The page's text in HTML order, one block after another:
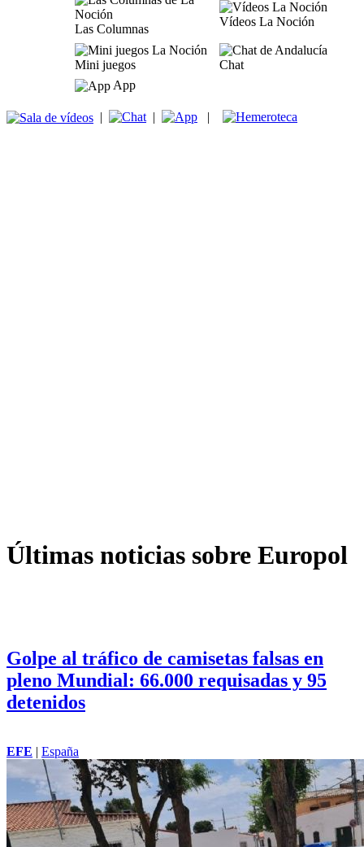
Las Columnas
Vídeos La Noción
Mini juegos
Chat
App
| | |
Últimas noticias sobre Europol
Golpe al tráfico de camisetas falsas en
pleno Mundial: 66.000 requisadas y 95
detenidos
EFE | España